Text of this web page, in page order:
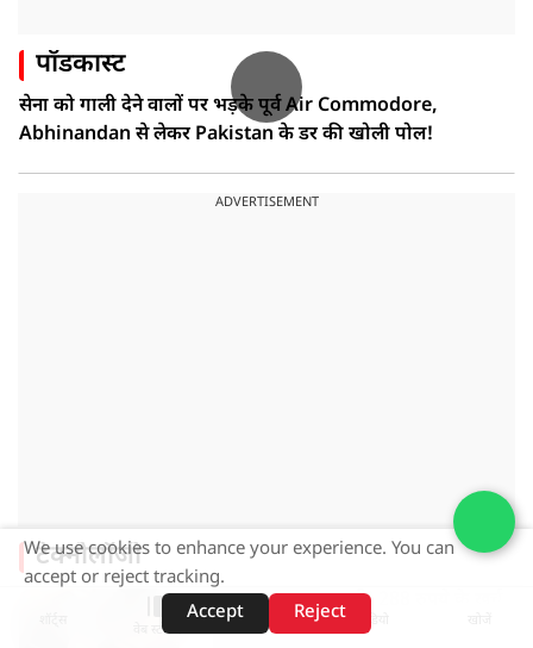
पॉडकास्ट
सेना को गाली देने वालों पर भड़के पूर्व Air Commodore,
Abhinandan से लेकर Pakistan के डर की खोली पोल!
ADVERTISEMENT
टेक्नोलॉजी
Vi यूजर्स के लिए खुशखबरी! 288 रुपये के खर्च
में मिलेगा अनलिमिटेड कॉलिंग और डेटा
वेब स्टोरीज़
We use cookies to enhance your experience. You can
accept or reject tracking.
Accept
Reject